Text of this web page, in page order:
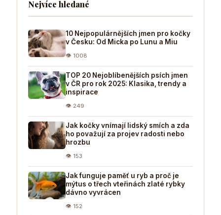
Nejvíce hledané
10 Nejpopulárnějších jmen pro kočky
v Česku: Od Micka po Lunu a Miu
👁 1008
TOP 20 Nejoblíbenějších psích jmen
v ČR pro rok 2025: Klasika, trendy a
inspirace
👁 249
Jak kočky vnímají lidský smích a zda
ho považují za projev radosti nebo
hrozbu
👁 153
Jak funguje paměť u ryb a proč je
mýtus o třech vteřinách zlaté rybky
dávno vyvrácen
👁 152